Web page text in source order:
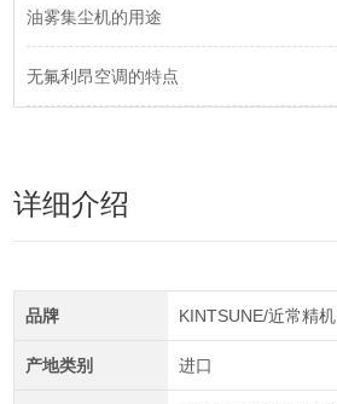
油雾集尘机的用途
无氟利昂空调的特点
详细介绍
品牌 KINTSUNE/近常精机
产地类别 进口